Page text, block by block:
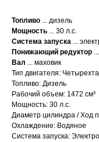
Топливо ... дизель
Мощность ... 30 л.с.
Система запуска ...
Понижающий редуктор
Вал ... маховик
Тип двигателя:
Топливо: Дизель
Рабочий объем: 1472 см³
Мощность: 30 л.с.
Диаметр цилиндра / Ход
Охлаждение: Водяное
Система запуска: